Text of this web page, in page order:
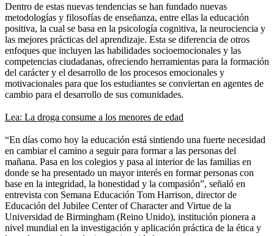
Dentro de estas nuevas tendencias se han fundado nuevas
metodologías y filosofías de enseñanza, entre ellas la educación
positiva, la cual se basa en la psicología cognitiva, la neurociencia y
las mejores prácticas del aprendizaje. Esta se diferencia de otros
enfoques que incluyen las habilidades socioemocionales y las
competencias ciudadanas, ofreciendo herramientas para la formación
del carácter y el desarrollo de los procesos emocionales y
motivacionales para que los estudiantes se conviertan en agentes de
cambio para el desarrollo de sus comunidades.
Lea: La droga consume a los menores de edad
“En días como hoy la educación está sintiendo una fuerte necesidad
en cambiar el camino a seguir para formar a las personas del
mañana. Pasa en los colegios y pasa al interior de las familias en
donde se ha presentado un mayor interés en formar personas con
base en la integridad, la honestidad y la compasión”, señaló en
entrevista con Semana Educación Tom Harrison, director de
Educación del Jubilee Center of Character and Virtue de la
Universidad de Birmingham (Reino Unido), institución pionera a
nivel mundial en la investigación y aplicación práctica de la ética y